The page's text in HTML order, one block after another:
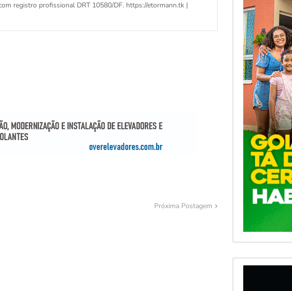
registro profissional DRT 10580/DF. https://etormann.tk |
Próxima Postagem